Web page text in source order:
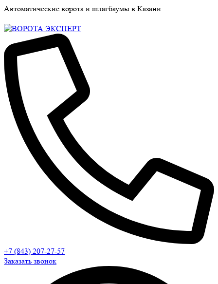
Автоматические ворота и шлагбаумы в Казани
+7 (843) 207-27-57
Заказать звонок